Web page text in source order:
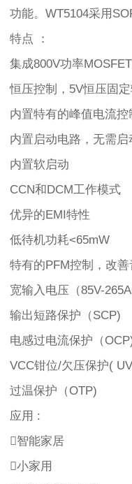
功能。WT5104采用
特点 ：
集成800V功率MOSFET
恒压控制，5V恒压固
内置特有的峰值电流控
内置启动电路，无需启
内置软启动
CCN和DCM工作模式
优异的EMI特性
低待机功耗<65mW
特有的PFM控制，改
宽输入电压（85V-
输出短路保护（SCP)
电感过电流保护（
VCC钳位/欠压保护(
过温保护（OTP)
应用 :
智能家居
小家用